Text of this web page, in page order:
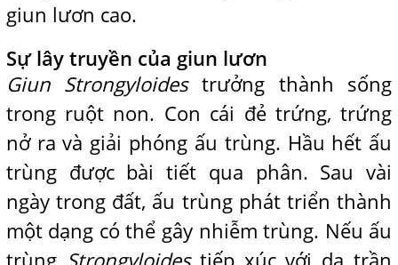
giun lươn cao.
Sự lây truyền của giun lươn
Giun Strongyloidestrưởng thành sống
trong ruột non. Con cái đẻ trứng, trứng
nở ra và giải phóng ấu trùng. Hầu hết ấu
trùng được bài tiết qua phân. Sau vài
ngày trong đất, ấu trùng phát triển thành
một dạng có thể gây nhiễm trùng. Nếu ấu